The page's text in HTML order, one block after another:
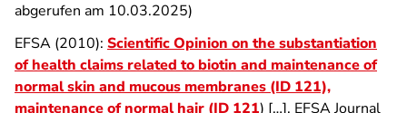
abgerufen am 10.03.2025)
EFSA (2010): Scientific Opinion on the substantiation
of health claims related to biotin and maintenance of
normal skin and mucous membranes (ID 121),
maintenance of normal hair (ID 121) […]. EFSA Journal